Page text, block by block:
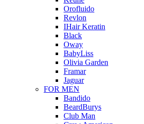
Orofluido
Revlon
IHair Keratin
Black
Oway
BabyLiss
Olivia Garden
Framar
Jaguar
FOR MEN
Bandido
BeardBurys
Club Man